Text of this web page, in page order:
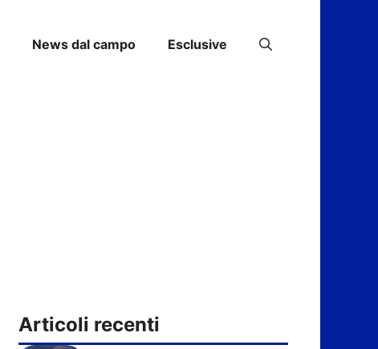
News dal campo Esclusive
Articoli recenti